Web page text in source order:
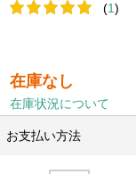
(1)
在庫なし
在庫状況について
お支払い方法